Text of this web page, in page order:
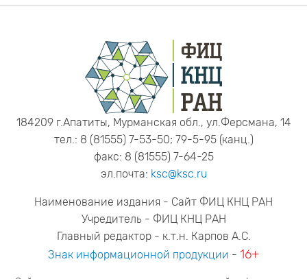
184209 г.Апатиты, Мурманская обл., ул.Ферсмана, 14
тел.: 8 (81555) 7-53-50; 79-5-95 (канц.)
факс: 8 (81555) 7-64-25
эл.почта: ksc@ksc.ru
Наименование издания - Сайт ФИЦ КНЦ РАН
Учредитель - ФИЦ КНЦ РАН
Главный редактор - к.т.н. Карпов А.С.
Знак информационной продукции - 16+